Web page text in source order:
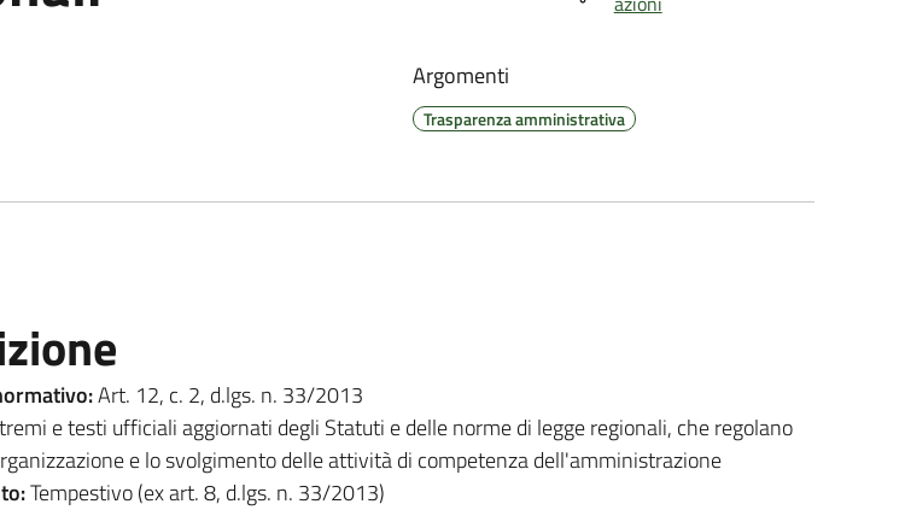
Argomenti
Trasparenza amministrativa
Art. 12, c. 2, d.lgs. n. 33/2013
e testi ufficiali aggiornati degli Statuti e delle norme di legge regionali, che regolano
e lo svolgimento delle attività di competenza dell'amministrazione
Tempestivo (ex art. 8, d.lgs. n. 33/2013)